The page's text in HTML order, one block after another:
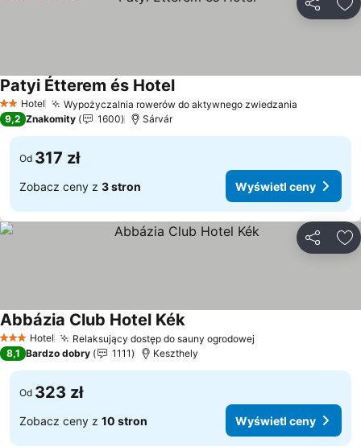
2 Kategoria
Hotel Wypożyczalnia rowerów do aktywnego zwiedzania
Patyi Étterem és HotelWyświetl ceny
9,2 Znakomity 1600 Sárvár
Od 317 zł
Zobacz ceny z 3 stron Wyświetl ceny
3 Kategoria
Hotel Relaksujący dostęp do sauny ogrodowej
Abbázia Club Hotel KékWyświetl ceny
8,1 Bardzo dobry 1111 Keszthely
Od 323 zł
Zobacz ceny z 10 stron Wyświetl ceny